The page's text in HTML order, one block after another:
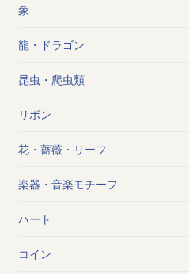
象
龍・ドラゴン
昆虫・爬虫類
リボン
花・薔薇・リーフ
楽器・音楽モチーフ
ハート
コイン